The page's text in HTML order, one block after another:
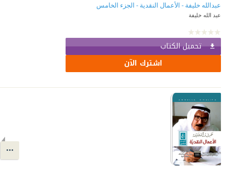
عبدالله خليفة - الأعمال النقدية - الجزء الخامس
عبد الله خليفة
تحميل الكتاب
اشترك الآن